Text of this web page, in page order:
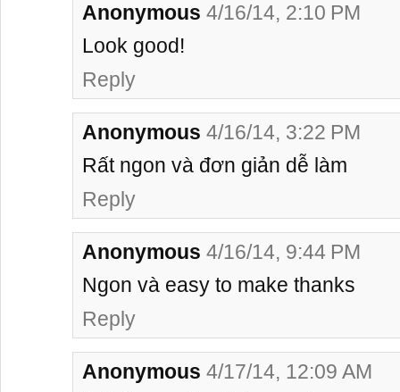
Anonymous 4/16/14, 2:10 PM
Look good!
Reply
Anonymous 4/16/14, 3:22 PM
Rất ngon và đơn giản dễ làm
Reply
Anonymous 4/16/14, 9:44 PM
Ngon và easy to make thanks
Reply
Anonymous 4/17/14, 12:09 AM